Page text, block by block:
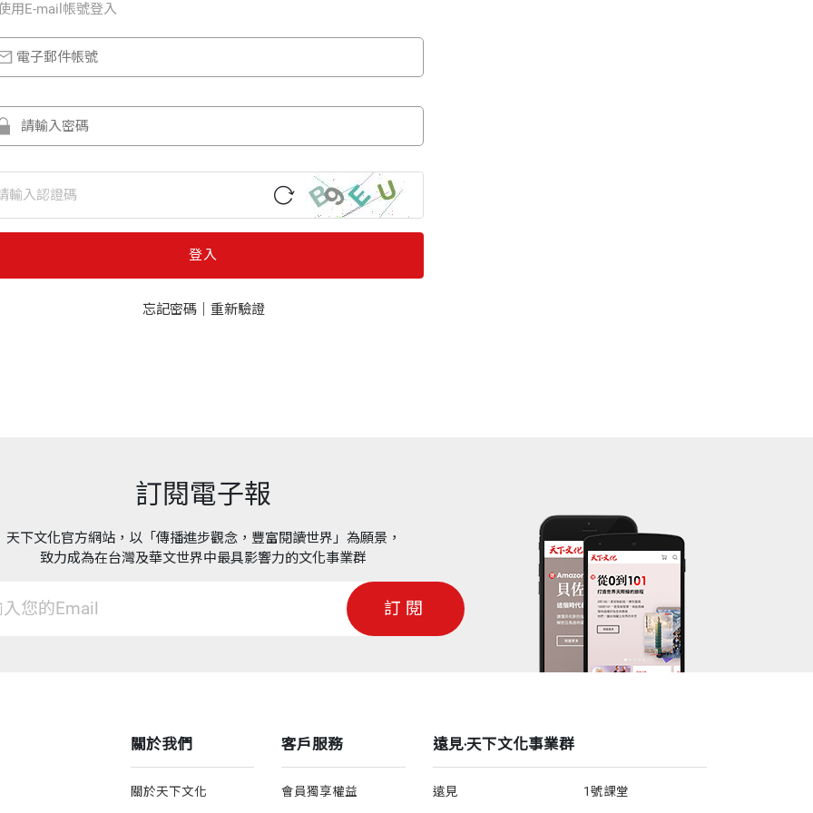
⽤E-mail帳號登入
登入
忘記密碼｜ 重新驗證
訂閱電子報
天下文化官方網站，以「傳播進步觀念，豐富閱讀世界」為願景，
致力成為在台灣及華文世界中最具影響力的文化事業群
訂閱
關於我們
關於天下文化
客戶服務
會員獨享權益
遠見‧天下文化事業群
遠見
1號課堂